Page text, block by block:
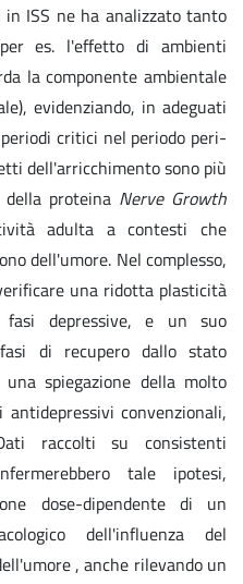
ISS ne ha analizzato tanto
es. l'effetto di ambienti
la componente ambientale
evidenziando, in adeguati
critici nel periodo peri-
dell'arricchimento sono più
proteina Nerve Growth
adulta a contesti che
dell'umore. Nel complesso,
una ridotta plasticità
fasi depressive, e un suo
di recupero dallo stato
una spiegazione della molto
convenzionali,
raccolti su consistenti
tale ipotesi,
dose-dipendente di un
dell'influenza del
, anche rilevando un